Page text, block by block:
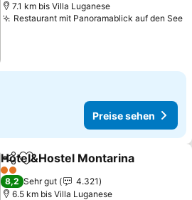
7.1 km bis Villa Luganese
Restaurant mit Panoramablick auf den See
Preise sehen
TeilenZu Favoriten hinzufügen
Hotel&Hostel Montarina
2 Sterne
8,2 Sehr gut
4.321
6.5 km bis Villa Luganese